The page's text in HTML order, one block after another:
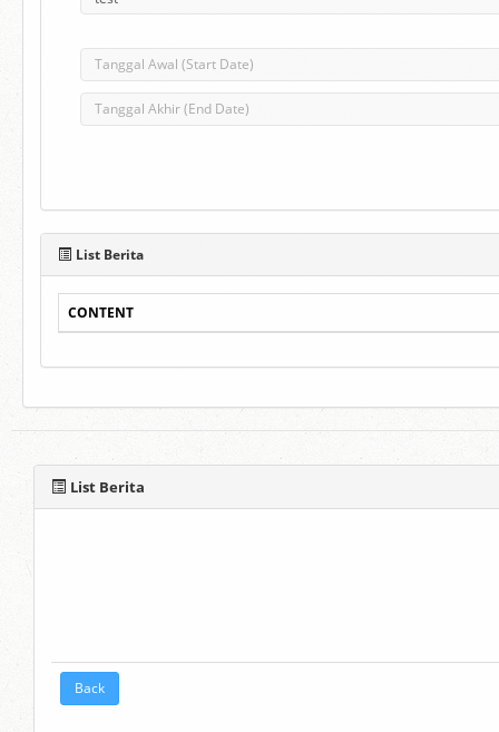
List Berita
CONTENT
List Berita
Back